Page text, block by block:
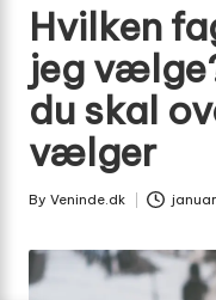
Hvilken
jeg
du skal
vælger
Posted
By Veninde.dk